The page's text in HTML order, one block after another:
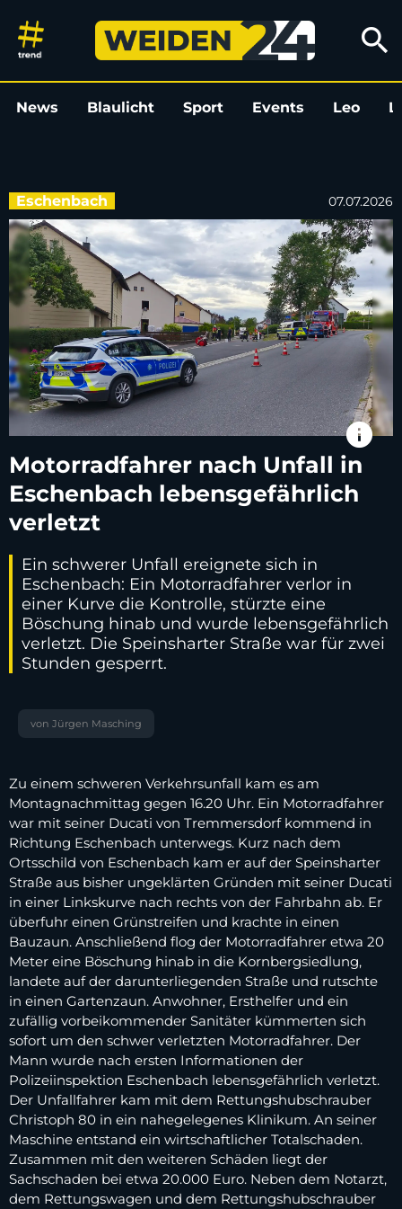
Motorradfahrer nach Unfall in
search
News Blaulicht Sport Events Leo
Eschenbach 07.07.2026
info
Motorradfahrer nach Unfall in
Eschenbach lebensgefährlich
verletzt
Ein schwerer Unfall ereignete sich in
Eschenbach: Ein Motorradfahrer verlor in
einer Kurve die Kontrolle, stürzte eine
Böschung hinab und wurde lebensgefährlich
verletzt. Die Speinsharter Straße war für zwei
Stunden gesperrt.
von Jürgen Masching
Zu einem schweren Verkehrsunfall kam es am
Montagnachmittag gegen 16.20 Uhr. Ein Motorradfahrer
war mit seiner Ducati von Tremmersdorf kommend in
Richtung Eschenbach unterwegs. Kurz nach dem
Ortsschild von Eschenbach kam er auf der Speinsharter
Straße aus bisher ungeklärten Gründen mit seiner Ducati
in einer Linkskurve nach rechts von der Fahrbahn ab. Er
überfuhr einen Grünstreifen und krachte in einen
Bauzaun. Anschließend flog der Motorradfahrer etwa 20
Meter eine Böschung hinab in die Kornbergsiedlung,
landete auf der darunterliegenden Straße und rutschte
in einen Gartenzaun. Anwohner, Ersthelfer und ein
zufällig vorbeikommender Sanitäter kümmerten sich
sofort um den schwer verletzten Motorradfahrer. Der
Mann wurde nach ersten Informationen der
Polizeiinspektion Eschenbach lebensgefährlich verletzt.
Der Unfallfahrer kam mit dem Rettungshubschrauber
Christoph 80 in ein nahegelegenes Klinikum. An seiner
Maschine entstand ein wirtschaftlicher Totalschaden.
Zusammen mit den weiteren Schäden liegt der
Sachschaden bei etwa 20.000 Euro. Neben dem Notarzt,
dem Rettungswagen und dem Rettungshubschrauber